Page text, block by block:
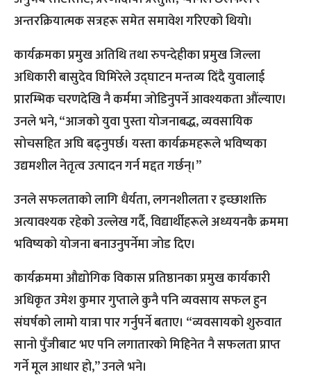
अन्तरक्रियात्मक सत्रहरू समेत समावेश गरिएको थियो।
कार्यक्रमका प्रमुख अतिथि तथा रुपन्देहीका प्रमुख जिल्ला
अधिकारी बासुदेव घिमिरेले उद्घाटन मन्तव्य दिंदै युवालाई
प्रारम्भिक चरणदेखि नै कर्ममा जोडिनुपर्ने आवश्यकता औंल्याए।
उनले भने, “आजको युवा पुस्ता योजनाबद्ध, व्यवसायिक
सोचसहित अघि बढ्नुपर्छ। यस्ता कार्यक्रमहरूले भविष्यका
उद्यमशील नेतृत्व उत्पादन गर्न मद्दत गर्छन्।”
उनले सफलताको लागि धैर्यता, लगनशीलता र इच्छाशक्ति
अत्यावश्यक रहेको उल्लेख गर्दै, विद्यार्थीहरूले अध्ययनकै क्रममा
भविष्यको योजना बनाउनुपर्नेमा जोड दिए।
कार्यक्रममा औद्योगिक विकास प्रतिष्ठानका प्रमुख कार्यकारी
अधिकृत उमेश कुमार गुप्ताले कुनै पनि व्यवसाय सफल हुन
संघर्षको लामो यात्रा पार गर्नुपर्ने बताए। “व्यवसायको शुरुवात
सानो पुँजीबाट भए पनि लगातारको मिहिनेत नै सफलता प्राप्त
गर्ने मूल आधार हो,” उनले भने।